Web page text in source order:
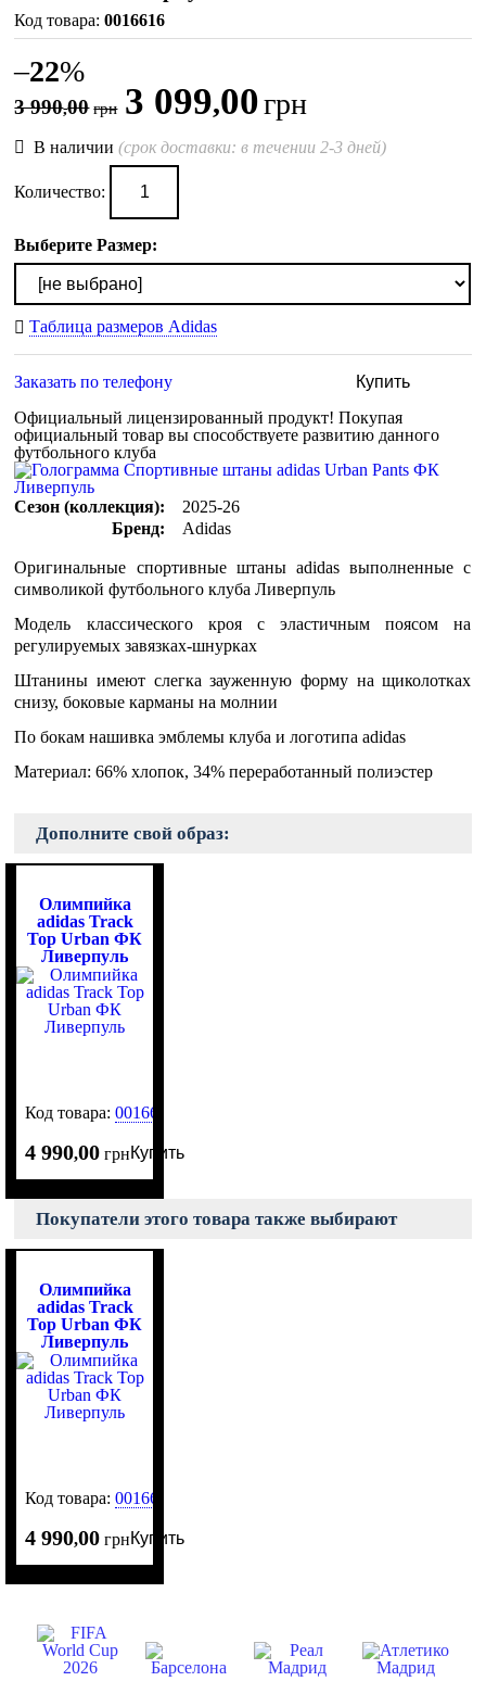
0016616
–22%
3 990,00 грн 3 099,00грн
В наличии(срок доставки: в течении 2-3 дней)
Количество:
Выберите Размер:
Таблица размеров Adidas
Заказать по телефону
Купить
Официальный лицензированный продукт!Покупая
официальный товар вы способствуете развитию данного
футбольного клуба
Сезон (коллекция):
2025-26
Бренд:
Adidas
Оригинальные спортивные штаны adidas выполненные с
символикой футбольного клуба Ливерпуль
Модель классического кроя с эластичным поясом на
регулируемых завязках-шнурках
Штанины имеют слегка зауженную форму на щиколотках
снизу, боковые карманы на молнии
По бокам нашивка эмблемы клуба и логотипа adidas
Материал: 66% хлопок, 34% переработанный полиэстер
Дополните свой образ:
Олимпийка
adidas Track
Top Urban ФК
Ливерпуль
Код товара:0016617
4 990,00 грнКупить
Покупатели этого товара также выбирают
Олимпийка
adidas Track
Top Urban ФК
Ливерпуль
Код товара:0016617
4 990,00 грнКупить